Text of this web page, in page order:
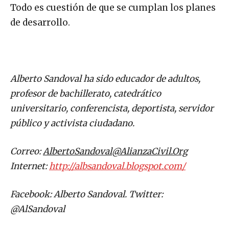
Todo es cuestión de que se cumplan los planes
de desarrollo.
Alberto Sandoval ha sido educador de adultos,
profesor de bachillerato, catedrático
universitario, conferencista, deportista, servidor
público y activista ciudadano.
Correo:AlbertoSandoval@AlianzaCivil.Org
Internet:http://albsandoval.blogspot.com/
Facebook: Alberto Sandoval. Twitter:
@AlSandoval